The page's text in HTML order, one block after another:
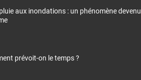
aux inondations : un phénomène devenu
prévoit-on le temps ?